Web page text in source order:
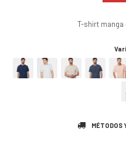
T-shirt
MÉTODOS